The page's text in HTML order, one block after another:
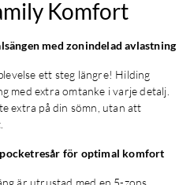
Komfort
med zonindelad avlastning
ett steg längre! Hilding
med extra omtanke i varje detalj.
extra på din sömn, utan att
för optimal komfort
är utrustad med en 5-zons